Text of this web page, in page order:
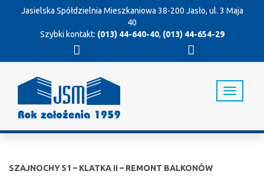
Jasielska Spółdzielnia Mieszkaniowa 38-200 Jasło, ul. 3 Maja
40
Szybki kontakt: (013) 44-640-40, (013) 44-654-29
T
o
SZAJNOCHY 51 – KLATKA II – REMONT BALKONÓW